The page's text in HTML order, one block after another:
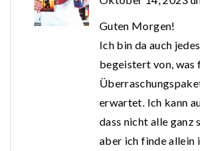
Guten Morgen!
Ich bin da auch
begeistert von, was
erwartet. Ich kann
dass nicht alle ganz
aber ich finde allein